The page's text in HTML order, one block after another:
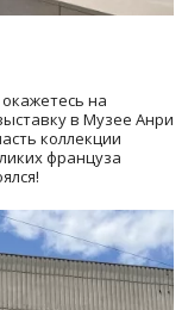
на
в Музее Анри
коллекции
француза